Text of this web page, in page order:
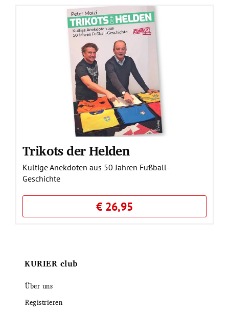
Trikots der Helden
Kultige Anekdoten aus 50 Jahren Fußball-
Geschichte
€ 26,95
KURIER club
Über uns
Registrieren